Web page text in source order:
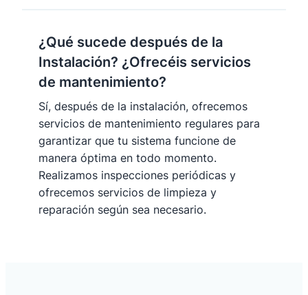
¿Qué sucede después de la
Instalación? ¿Ofrecéis servicios
de mantenimiento?
Sí, después de la instalación, ofrecemos
servicios de mantenimiento regulares para
garantizar que tu sistema funcione de
manera óptima en todo momento.
Realizamos inspecciones periódicas y
ofrecemos servicios de limpieza y
reparación según sea necesario.